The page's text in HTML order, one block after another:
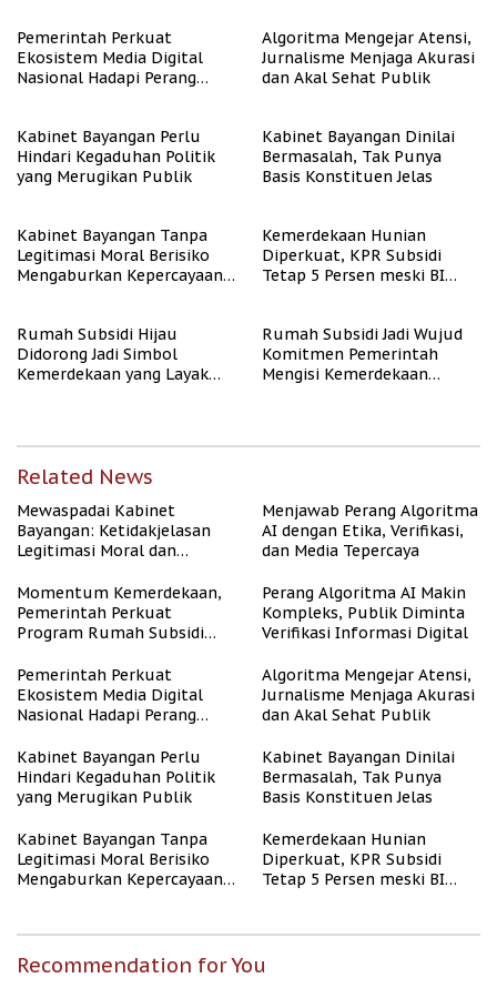
Pemerintah Perkuat
Ekosistem Media Digital
Nasional Hadapi Perang
Algoritma Mengejar Atensi,
Jurnalisme Menjaga Akurasi
dan Akal Sehat Publik
Kabinet Bayangan Perlu
Hindari Kegaduhan Politik
yang Merugikan Publik
Kabinet Bayangan Dinilai
Bermasalah, Tak Punya
Basis Konstituen Jelas
Kabinet Bayangan Tanpa
Legitimasi Moral Berisiko
Mengaburkan Kepercayaan
Kemerdekaan Hunian
Diperkuat, KPR Subsidi
Tetap 5 Persen meski BI
Rumah Subsidi Hijau
Didorong Jadi Simbol
Kemerdekaan yang Layak
Rumah Subsidi Jadi Wujud
Komitmen Pemerintah
Mengisi Kemerdekaan
Related News
Mewaspadai Kabinet
Bayangan: Ketidakjelasan
Legitimasi Moral dan
Menjawab Perang Algoritma
AI dengan Etika, Verifikasi,
dan Media Tepercaya
Momentum Kemerdekaan,
Pemerintah Perkuat
Program Rumah Subsidi
Berpenghasilan Rendah
Perang Algoritma AI Makin
Kompleks, Publik Diminta
Verifikasi Informasi Digital
Pemerintah Perkuat
Ekosistem Media Digital
Nasional Hadapi Perang
Algoritma Mengejar Atensi,
Jurnalisme Menjaga Akurasi
dan Akal Sehat Publik
Kabinet Bayangan Perlu
Hindari Kegaduhan Politik
yang Merugikan Publik
Kabinet Bayangan Dinilai
Bermasalah, Tak Punya
Basis Konstituen Jelas
Kabinet Bayangan Tanpa
Legitimasi Moral Berisiko
Mengaburkan Kepercayaan
Kemerdekaan Hunian
Diperkuat, KPR Subsidi
Tetap 5 Persen meski BI
Recommendation for You